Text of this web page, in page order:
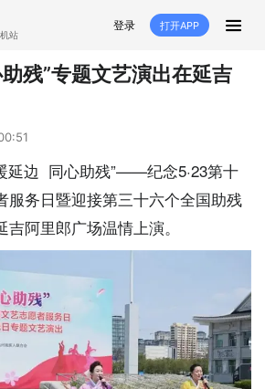
站
登录 打开APP
直播 政协 县市
文体
卫健 延边医保
好就业 VR
残”专题文艺演出在延吉
延边 同心助残”——纪念5·23第十
服务日暨迎接第三十六个全国助残
阿里郎广场温情上演。